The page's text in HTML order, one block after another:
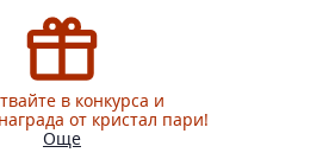
в конкурса и
от кристал пари!
Още